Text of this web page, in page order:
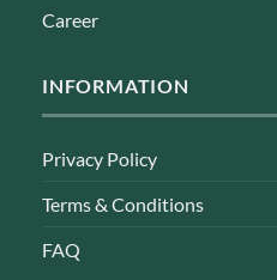
Career
INFORMATION
Privacy Policy
Terms & Conditions
FAQ